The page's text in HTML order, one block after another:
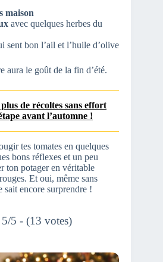
maison
avec quelques herbes du
sent bon l’ail et l’huile d’olive
aura le goût de la fin d’été.
de récoltes sans effort
avant l’automne !
tes tomates en quelques
bons réflexes et un peu
ton potager en véritable
Et oui, même sans
encore surprendre !
5/5 - (13 votes)